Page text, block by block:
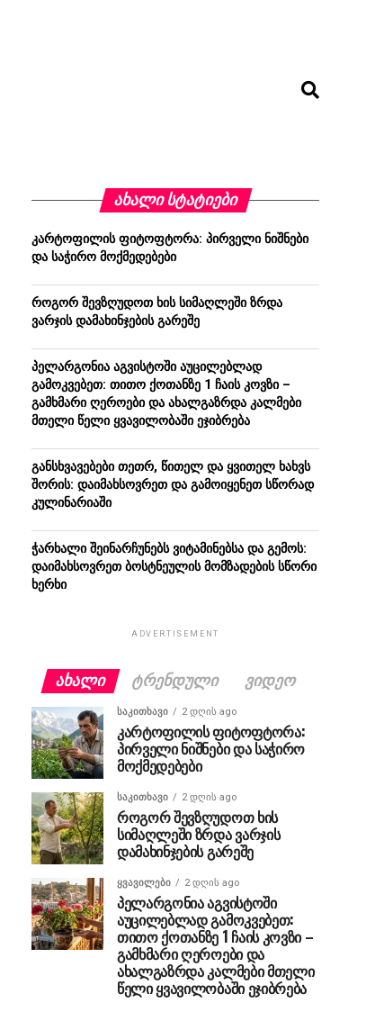
ᲐᲮᲐᲚᲘ ᲡᲢᲐᲢᲘᲔᲑᲘ
კარტოფილის ფიტოფტორა: პირველი ნიშნები
და საჭირო მოქმედებები
როგორ შევზღუდოთ ხის სიმაღლეში ზრდა
ვარჯის დამახინჯების გარეშე
პელარგონია აგვისტოში აუცილებლად
გამოკვებეთ: თითო ქოთანზე 1 ჩაის კოვზი –
გამხმარი ღეროები და ახალგაზრდა კალმები
მთელი წელი ყვავილობაში ეჯიბრება
განსხვავებები თეთრ, წითელ და ყვითელ ხახვს
შორის: დაიმახსოვრეთ და გამოიყენეთ სწორად
კულინარიაში
ჭარხალი შეინარჩუნებს ვიტამინებსა და გემოს:
დაიმახსოვრეთ ბოსტნეულის მომზადების სწორი
ხერხი
ADVERTISEMENT
ᲐᲮᲐᲚᲘ ᲢᲠᲔᲜᲓᲣᲚᲘ ᲕᲘᲓᲔᲝ
ᲡᲐᲙᲘᲗᲮᲐᲕᲘ 2 დღის ago
კარტოფილის ფიტოფტორა:
პირველი ნიშნები და საჭირო
მოქმედებები
ᲡᲐᲙᲘᲗᲮᲐᲕᲘ 2 დღის ago
როგორ შევზღუდოთ ხის
სიმაღლეში ზრდა ვარჯის
დამახინჯების გარეშე
ᲧᲕᲐᲕᲘᲚᲔᲑᲘ 2 დღის ago
პელარგონია აგვისტოში
აუცილებლად გამოკვებეთ:
თითო ქოთანზე 1 ჩაის კოვზი –
გამხმარი ღეროები და
ახალგაზრდა კალმები მთელი
წელი ყვავილობაში ეჯიბრება